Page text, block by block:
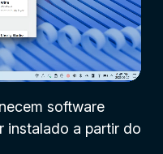
software
instalado a partir do